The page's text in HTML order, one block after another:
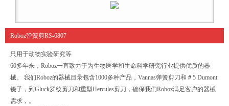
Roboz弹簧剪RS-6807
只用于动物实验研究等
60多年来，Roboz一直致力于为生物医学和生命科学研究行业提供优质的器
械。 我们Roboz的器械目录包含1000多种产品，Vannas弹簧剪刀和＃5 Dumont
镊子，到Gluck罗纹剪刀和重型Hercules剪刀，确保我们Roboz满足客户的器械
需求，。